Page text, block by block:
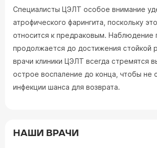
Специалисты ЦЭЛТ особое внимание
атрофического фарингита, поскольку
относится к предраковым. Наблюдение
продолжается до достижения стойкой
врачи клиники ЦЭЛТ всегда стремятся
острое воспаление до конца, чтобы не
инфекции шанса для возврата.
НАШИ ВРАЧИ